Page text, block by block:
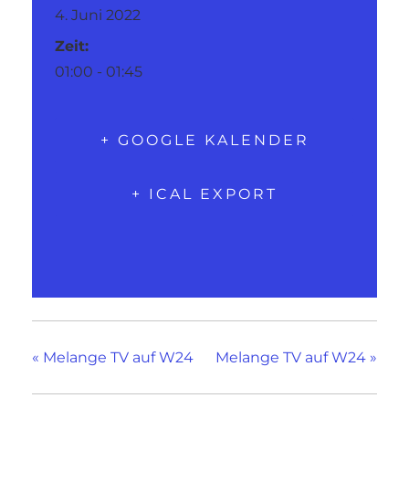
4. Juni 2022
Zeit:
01:00 - 01:45
+ GOOGLE KALENDER
+ ICAL EXPORT
« Melange TV auf W24 Melange TV auf W24 »